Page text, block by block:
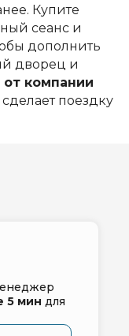
Купите
сеанс и
дополнить
дворец и
от компании
поездку
5 мин для